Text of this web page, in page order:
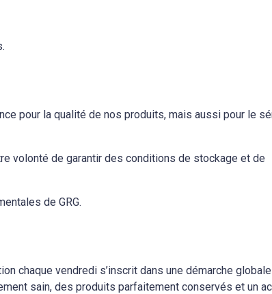
pour la qualité de nos produits, mais aussi pour le
volonté de garantir des conditions de stockage et de
de GRG.
chaque vendredi s’inscrit dans une démarche
sain, des produits parfaitement conservés et un